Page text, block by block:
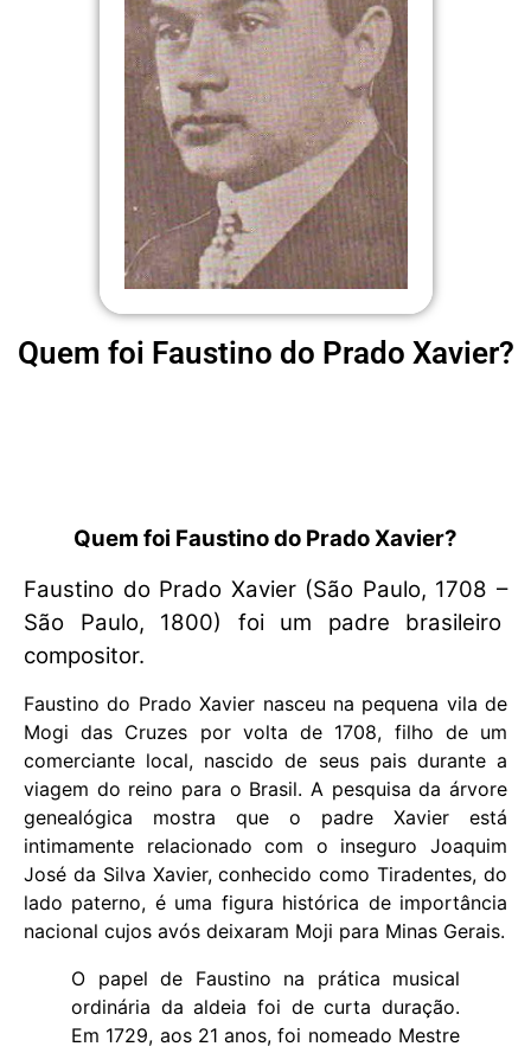
Quem foi Faustino do Prado Xavier?
Quem foi Faustino do Prado Xavier?
Faustino do Prado Xavier (São Paulo, 1708 –
São Paulo, 1800) foi um padre brasileiro
compositor.
Faustino do Prado Xavier nasceu na pequena vila de
Mogi das Cruzes por volta de 1708, filho de um
comerciante local, nascido de seus pais durante a
viagem do reino para o Brasil. A pesquisa da árvore
genealógica mostra que o padre Xavier está
intimamente relacionado com o inseguro Joaquim
José da Silva Xavier, conhecido como Tiradentes, do
lado paterno, é uma figura histórica de importância
nacional cujos avós deixaram Moji para Minas Gerais.
O papel de Faustino na prática musical
ordinária da aldeia foi de curta duração.
Em 1729, aos 21 anos, foi nomeado Mestre